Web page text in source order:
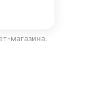
магазина.